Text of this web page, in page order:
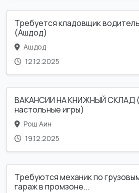
Требуется кладовщик
(Ашдод)
Ашдод
12.12.2025
ВАКАНСИИ НА КНИЖНЫЙ СКЛАД
настольные игры)
Рош Аин
19.12.2025
Требуются механик по
гараж в промзоне...